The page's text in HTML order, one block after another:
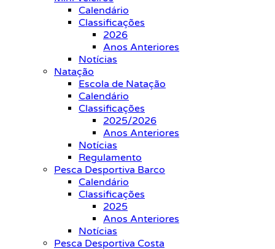
Calendário
Classificações
2026
Anos Anteriores
Notícias
Natação
Escola de Natação
Calendário
Classificações
2025/2026
Anos Anteriores
Notícias
Regulamento
Pesca Desportiva Barco
Calendário
Classificações
2025
Anos Anteriores
Notícias
Pesca Desportiva Costa